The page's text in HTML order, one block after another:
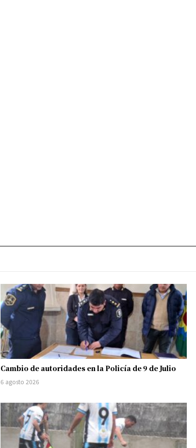
Cambio de autoridades en la Policía de 9 de Julio
6 agosto 2026